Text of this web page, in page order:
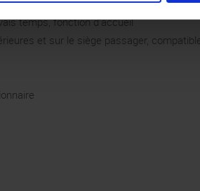
temps, fonction d’accueil
et sur le siège passager,